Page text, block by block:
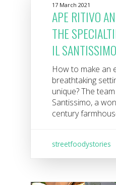
17 March 2021
APE RITIVO
THE
IL SANTISSIMO
How to make an
breathtaking
unique? The
Santissimo, a
century
streetfoodystories